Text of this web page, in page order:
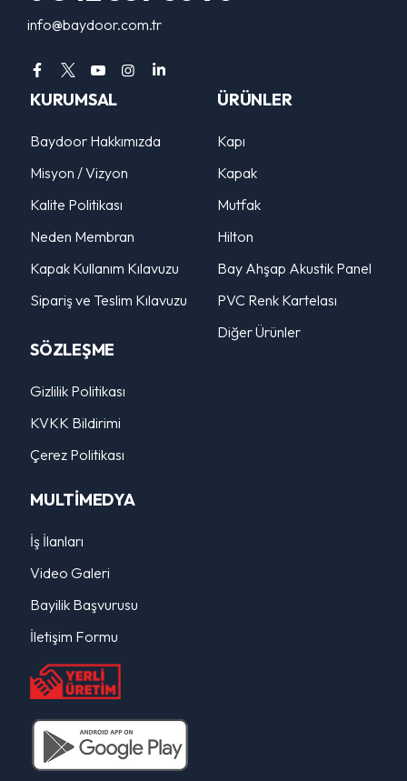
info@baydoor.com.tr
KURUMSAL
Baydoor Hakkımızda
Misyon / Vizyon
Kalite Politikası
Neden Membran
Kapak Kullanım Kılavuzu
Sipariş ve Teslim Kılavuzu
SÖZLEŞME
Gizlilik Politikası
KVKK Bildirimi
Çerez Politikası
ÜRÜNLER
Kapı
Kapak
Mutfak
Hilton
Bay Ahşap Akustik Panel
PVC Renk Kartelası
Diğer Ürünler
MULTİMEDYA
İş İlanları
Video Galeri
Bayilik Başvurusu
İletişim Formu